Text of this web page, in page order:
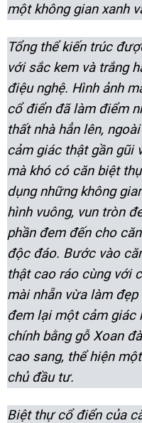
một không gian xanh
Tổng thể kiến trúc
với sắc kem và trắng
điệu nghệ. Hình ảnh
cổ điển đã làm điểm
thất nhà hẳn lên,
cảm giác thật gần gũi
mà khó có căn biệt
dụng những không
hình vuông, vun tròn
phần đem đến cho
độc đáo. Bước vào
thật cao ráo cùng với
mài nhẵn vừa làm
đem lại một cảm giác
chính bằng gỗ Xoan
cao sang, thể hiện
chủ đầu tư.
Biệt thự cổ điển của